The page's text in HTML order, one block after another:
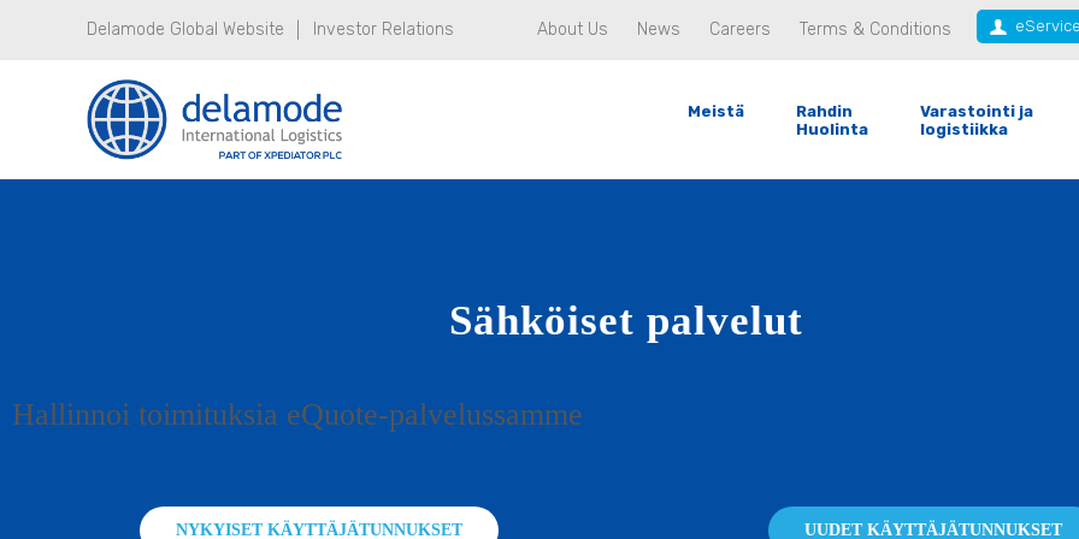
Delamode Global Website Investor Relations About Us News Careers Terms & Conditions
Meistä
Rahdin
Huolinta
Varastointi ja
logistiikka
Sähköiset palvelut
Hallinnoi toimituksia eQuote-palvelussamme
NYKYISET KÄYTTÄJÄTUNNUKSET UUDET KÄYTTÄJÄTUNNUKSET